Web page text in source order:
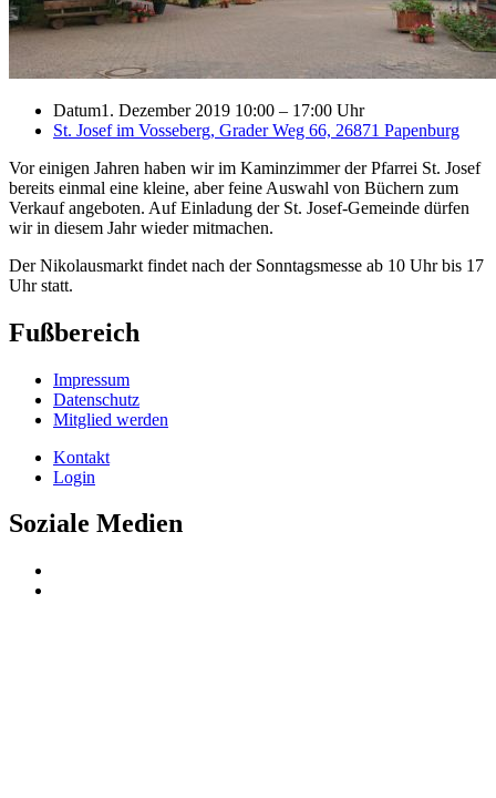
Datum1. Dezember 2019 10:00 – 17:00 Uhr
St. Josef im Vosseberg, Grader Weg 66, 26871 Papenburg
Vor einigen Jahren haben wir im Kaminzimmer der Pfarrei St. Josef
bereits einmal eine kleine, aber feine Auswahl von Büchern zum
Verkauf angeboten. Auf Einladung der St. Josef-Gemeinde dürfen
wir in diesem Jahr wieder mitmachen.
Der Nikolausmarkt findet nach der Sonntagsmesse ab 10 Uhr bis 17
Uhr statt.
Fußbereich
Impressum
Datenschutz
Mitglied werden
Kontakt
Login
Soziale Medien